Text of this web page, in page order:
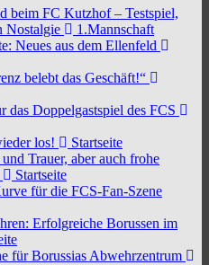
beim FC Kutzhof – Testspiel,
Nostalgie
1.Mannschaft
Neues aus dem Ellenfeld
belebt das Geschäft!“
das Doppelgastspiel des FCS
los!
Startseite
Trauer, aber auch frohe
Startseite
für die FCS-Fan-Szene
Erfolgreiche Borussen im
für Borussias Abwehrzentrum